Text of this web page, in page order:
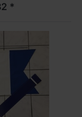
*